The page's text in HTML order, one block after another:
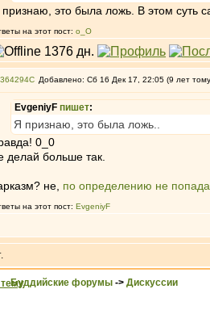
это была ложь. В этом суть
на этот пост: о_О
364294 Добавлено: Сб 16 Дек 17, 22:05 (9 лет
EvgeniyF пишет:
Я признаю, это была ложь..
0_0
делай больше так.
не, по определению не
на этот пост: EvgeniyF
Буддийские форумы -> Дискуссии